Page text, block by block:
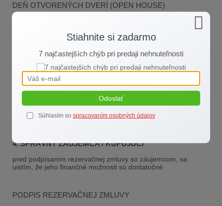
DEŇ OTVORENÝCH DVERÍ (OPEN HOUSE)
3. OBHLIADKA (PREZENTÁCIA NEHNUTEĽNOSTI)
prvý dojem máte možnosť urobiť len raz
prečo je lepšie ak počas obhliadky nie je predávajúci?
Odpoveď sa dočítate aj v článkuOBHLIADKA BEZ
4.SPRÁVNY ZÁUJEMCA / KUPUJÚCI
pred podpísaním rezervačnej zmluvy so záujemcom, sa
uistím, že jeho finančné možnosti sú dostatočné
PODPIS REZERVAČNEJ ZMLUVY
Stiahnite si zadarmo
7 najčastejších chýb pri predaji nehnuteľnosti
Odoslať
Súhlasím so spracovaním osobných údajov